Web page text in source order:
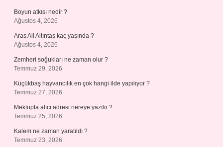
Boyun atkısı nedir ?
Ağustos 4, 2026
Aras Ali Altıntaş kaç yaşında ?
Ağustos 4, 2026
Zemheri soğukları ne zaman olur ?
Temmuz 29, 2026
Küçükbaş hayvancılık en çok hangi ilde yapılıyor ?
Temmuz 27, 2026
Mektupta alıcı adresi nereye yazılır ?
Temmuz 25, 2026
Kalem ne zaman yaratıldı ?
Temmuz 23, 2026